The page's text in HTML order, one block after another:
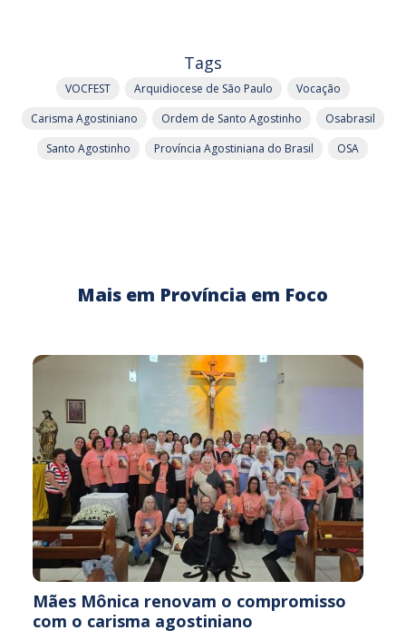
Tags
VOCFEST Arquidiocese de São Paulo
Vocação
Carisma Agostiniano
Ordem de Santo Agostinho
Osabrasil
Santo Agostinho
Província Agostiniana do Brasil OSA
Mais em Província em Foco
Mães Mônica renovam o compromisso
com o carisma agostiniano